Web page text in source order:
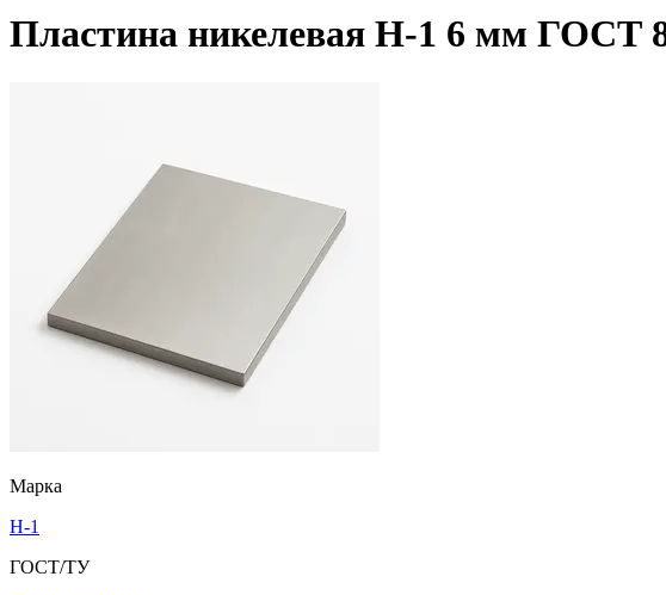
Пластина никелевая Н-1 6 мм ГОСТ
Марка
Н-1
ГОСТ/ТУ